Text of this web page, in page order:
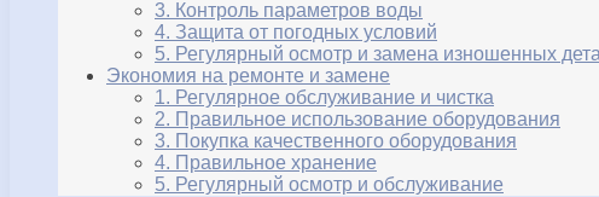
3. Контроль параметров воды
4. Защита от погодных условий
5. Регулярный осмотр и замена изношенных
Экономия на ремонте и замене
1. Регулярное обслуживание и чистка
2. Правильное использование оборудования
3. Покупка качественного оборудования
4. Правильное хранение
5. Регулярный осмотр и обслуживание